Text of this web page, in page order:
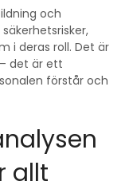
och
i deras roll. Det är
det är ett
förstår och
allt